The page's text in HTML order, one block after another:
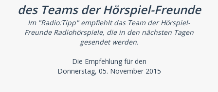
des Teams der Hörspiel-Freunde
Im "Radio:Tipp" empfiehlt das Team der Hörspiel-
Freunde Radiohörspiele, die in den nächsten Tagen
gesendet werden.
Die Empfehlung für den
Donnerstag, 05. November 2015